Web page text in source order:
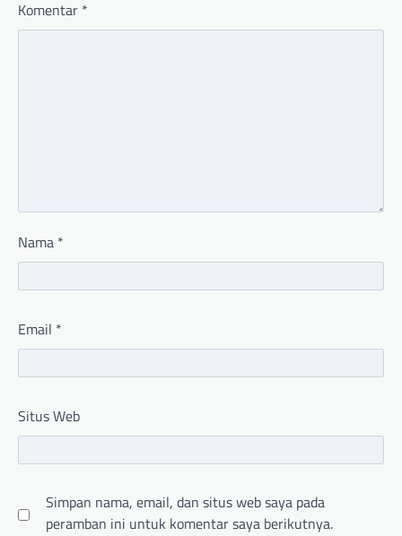
Komentar *
Nama *
Email *
Situs Web
Simpan nama, email, dan situs web saya pada
peramban ini untuk komentar saya berikutnya.